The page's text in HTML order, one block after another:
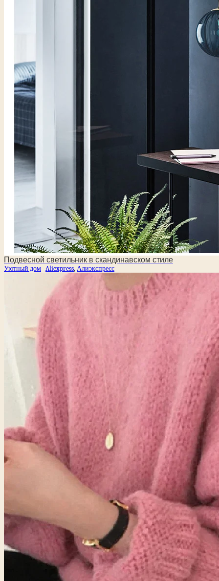
Подвесной светильник в скандинавском стиле
Уютный дом Aliexpress,Алиэкспресс